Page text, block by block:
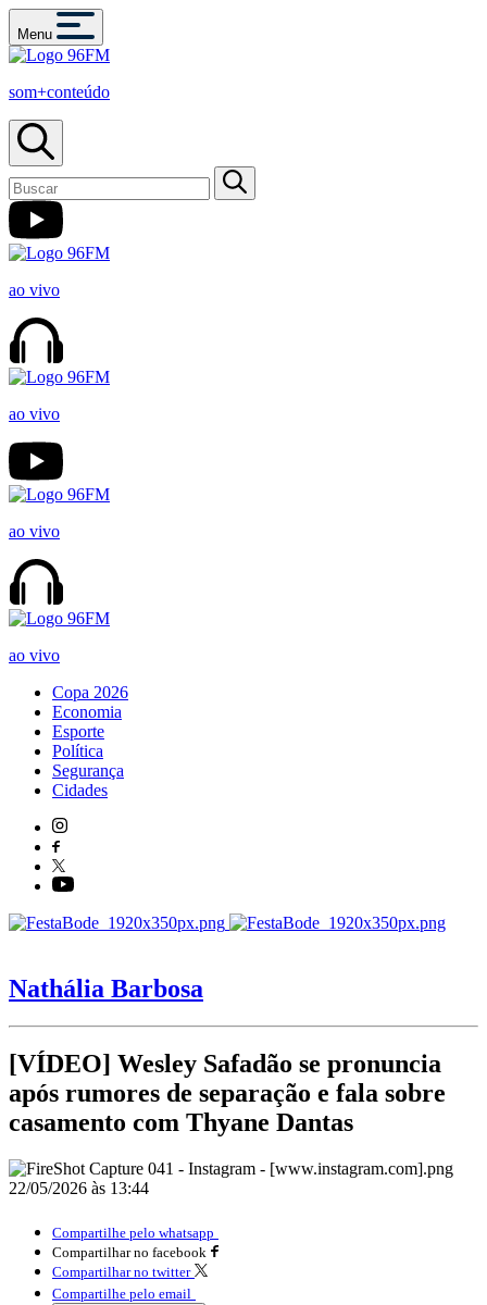
Menu
som+conteúdo
ao vivo
ao vivo
ao vivo
ao vivo
Copa 2026
Economia
Esporte
Política
Segurança
Cidades
Nathália Barbosa
[VÍDEO] Wesley Safadão se pronuncia
após rumores de separação e fala sobre
casamento com Thyane Dantas
22/05/2026 às 13:44
Compartilhe pelo whatsapp
Compartilhar no facebook
Compartilhar no twitter
Compartilhe pelo email